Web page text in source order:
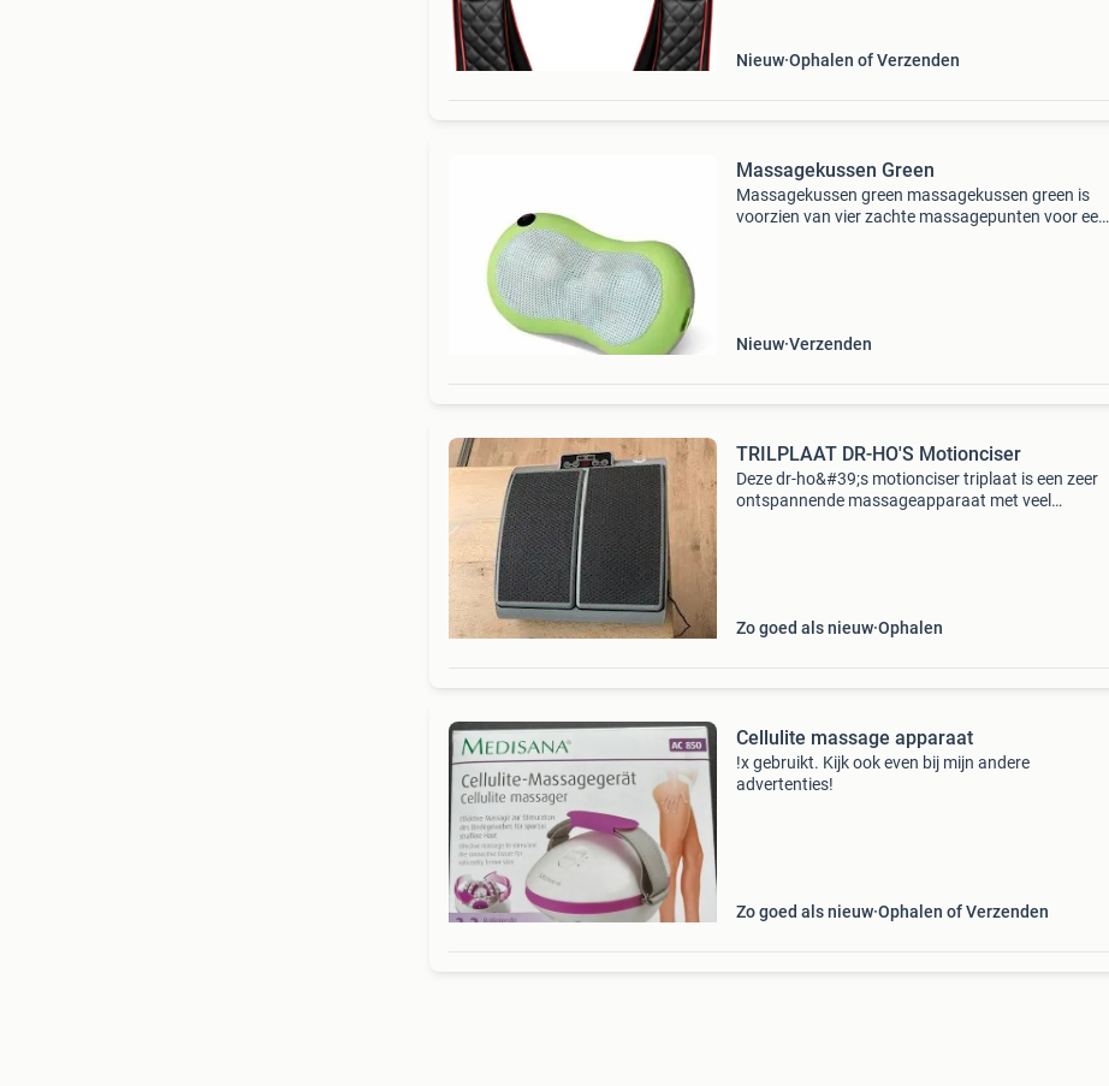
Nieuw Ophalen of Verzenden
Massagekussen Green
Massagekussen green massagekussen green is
voorzien van vier zachte massagepunten voor een
Nieuw Verzenden
TRILPLAAT DR-HO'S Motionciser
Deze dr-ho&#39;s motionciser triplaat is een zeer
ontspannende massageapparaat met veel
Zo goed als nieuw Ophalen
Cellulite massage apparaat
!x gebruikt. Kijk ook even bij mijn andere
advertenties!
Zo goed als nieuw Ophalen of Verzenden